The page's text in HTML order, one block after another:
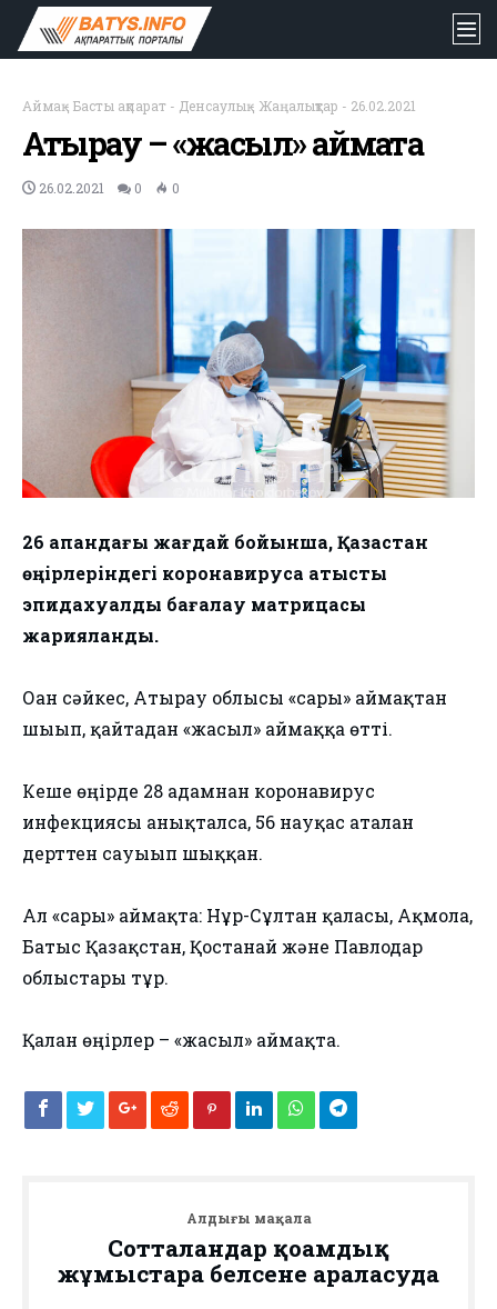
Аймақ- Басты ақпарат - Денсаулық- Жаңалықтар - 26.02.2021
Атырау – «жасыл» аймақта
26.02.2021 0 0
26 ақпандағы жағдай бойынша, Қазақстан
өңірлеріндегі коронавирусқа қатысты
эпидахуалды бағалау матрицасы
жарияланды.
Оған сәйкес, Атырау облысы «сары» аймақтан
шығып, қайтадан «жасыл» аймаққа өтті.
Кеше өңірде 28 адамнан коронавирус
инфекциясы анықталса, 56 науқас аталған
дерттен сауығып шыққан.
Ал «сары» аймақта: Нұр-Сұлтан қаласы, Ақмола,
Батыс Қазақстан, Қостанай және Павлодар
облыстары тұр.
Қалған өңірлер – «жасыл» аймақта.
Алдыңғы мақала
Сотталғандар қоғамдық
жұмыстарға белсене араласуда